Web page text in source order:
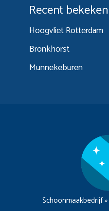
Recent
Hoogvliet Rotterdam
Bronkhorst
Munnekeburen
Schoonmaakbedrijf»